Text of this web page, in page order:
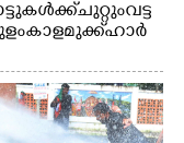
ചുറ്റും വട്ട
കാളമുക്ക് ഹാർ